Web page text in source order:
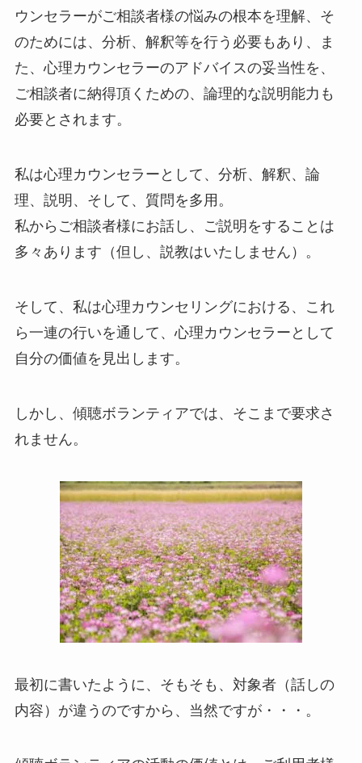
ウンセラーがご相談者様の悩みの根本を理解、そ
のためには、分析、解釈等を行う必要もあり、ま
た、心理カウンセラーのアドバイスの妥当性を、
ご相談者に納得頂くための、論理的な説明能力も
必要とされます。
私は心理カウンセラーとして、分析、解釈、論
理、説明、そして、質問を多用。
私からご相談者様にお話し、ご説明をすることは
多々あります（但し、説教はいたしません）。
そして、私は心理カウンセリングにおける、これ
ら一連の行いを通して、心理カウンセラーとして
自分の価値を見出します。
しかし、傾聴ボランティアでは、そこまで要求さ
れません。
最初に書いたように、そもそも、対象者（話しの
内容）が違うのですから、当然ですが・・・。